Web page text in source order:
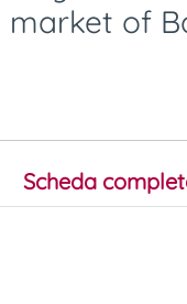
of
Scheda